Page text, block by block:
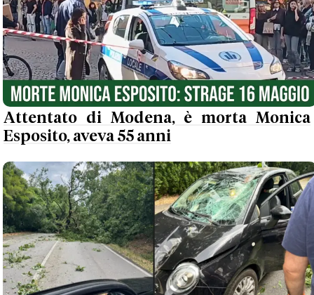
Attentato di Modena, è morta Monica
Esposito, aveva 55 anni